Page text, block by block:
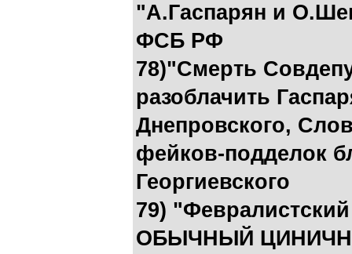
"А.Гаспарян и
ФСБ РФ
78)"Смерть
разоблачить
Днепровского,
фейков-подделок
Георгиевского
79)
ОБЫЧНЫЙ